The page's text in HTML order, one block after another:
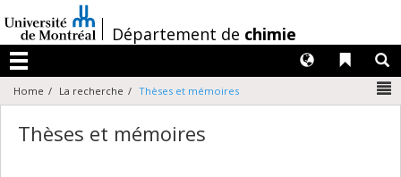
au
contenu
/Département de chimie
Menu
Liens
Langues
Home La recherche Thèses et mémoires
Thèses et mémoires